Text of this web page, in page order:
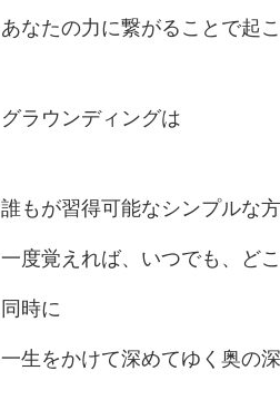
あなたの力に繋がることで起こ
グラウンディングは
誰もが習得可能なシンプルな方
一度覚えれば、いつでも、ど
同時に
一生をかけて深めてゆく奥の